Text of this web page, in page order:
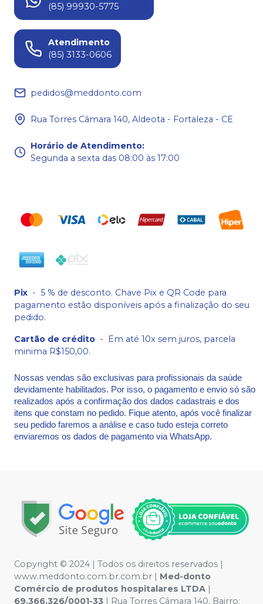
(85) 99930-5775
Atendimento
(85) 3133-0606
pedidos@meddonto.com
Rua Torres Câmara 140, Aldeota - Fortaleza - CE
Horário de Atendimento:
Segunda a sexta das 08:00 às 17:00
Pix - 5 % de desconto. Chave Pix e QR Code para
pagamento estão disponíveis após a finalização do seu
pedido.
Cartão de crédito - Em até 10x sem juros, parcela
minima R$150,00.
Nossas vendas são exclusivas para profissionais da saúde
devidamente habilitados. Por isso, o pagamento e envio só são
realizados após a confirmação dos dados cadastrais e dos
itens que constam no pedido. Fique atento, após você finalizar
seu pedido faremos a análise e caso tudo esteja correto
enviaremos os dados de pagamento via WhatsApp.
Copyright © 2024 | Todos os direitos reservados |
www.meddonto.com.br.com.br | Med-donto
Comércio de produtos hospitalares LTDA |
69.366.326/0001-33 | Rua Torres Câmara 140, Bairro: